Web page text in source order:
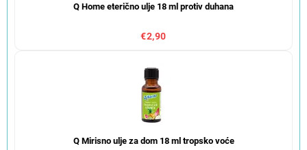
Q Home eterično ulje 18 ml protiv duhana
€2,90
Q Mirisno ulje za dom 18 ml tropsko voće